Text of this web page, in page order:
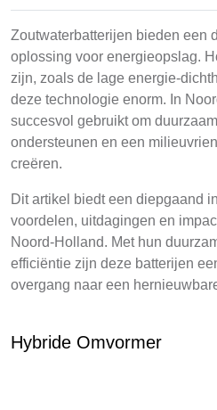
Zoutwaterbatterijen bieden een
oplossing voor energieopslag.
zijn, zoals de lage energie-
deze technologie enorm. In
succesvol gebruikt om
ondersteunen en een
creëren.
Dit artikel biedt een diepgaand
voordelen, uitdagingen en
Noord-Holland. Met hun
efficiëntie zijn deze batterijen
overgang naar een
Hybride Omvormer